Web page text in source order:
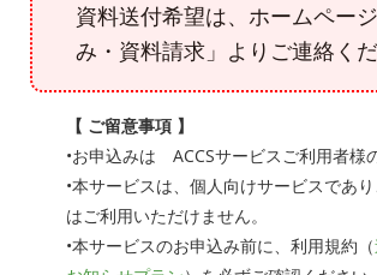
資料送付希望は、ホームペー
み・資料請求」よりご連絡くだ
【 ご留意事項 】
•お申込みは ACCSサービスご利用者様
•本サービスは、個人向けサービスであ
はご利用いただけません。
•本サービスのお申込み前に、利用規約（